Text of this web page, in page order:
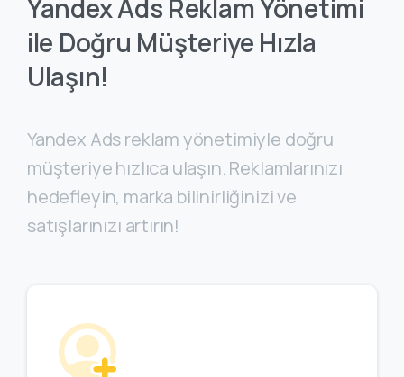
YandexAds ReklamYönetimi
ile Doğru Müşteriye Hızla
Ulaşın!
Yandex Ads reklam yönetimiyle doğru
müşteriye hızlıca ulaşın. Reklamlarınızı
hedefleyin, marka bilinirliğinizi ve
satışlarınızı artırın!